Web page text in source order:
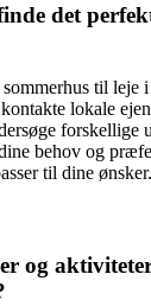
det
til leje
lokale
forskellige
behov og
til dine ønsker.
og